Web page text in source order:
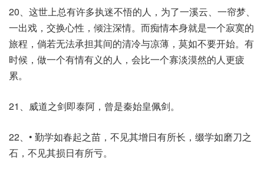
20、这世上总有许多执迷不悟的人，为了一溪云、一帘梦、
一出戏，交换心性，倾注深情。而痴情本身就是一个寂寞的
旅程，倘若无法承担其间的清冷与凉薄，莫如不要开始。有
时候，做一个有情有义的人，会比一个寡淡漠然的人更疲
累。
21、威道之剑即泰阿，曾是秦始皇佩剑。
22、• 勤学如春起之苗，不见其增日有所长，缀学如磨刀之
石，不见其损日有所亏。